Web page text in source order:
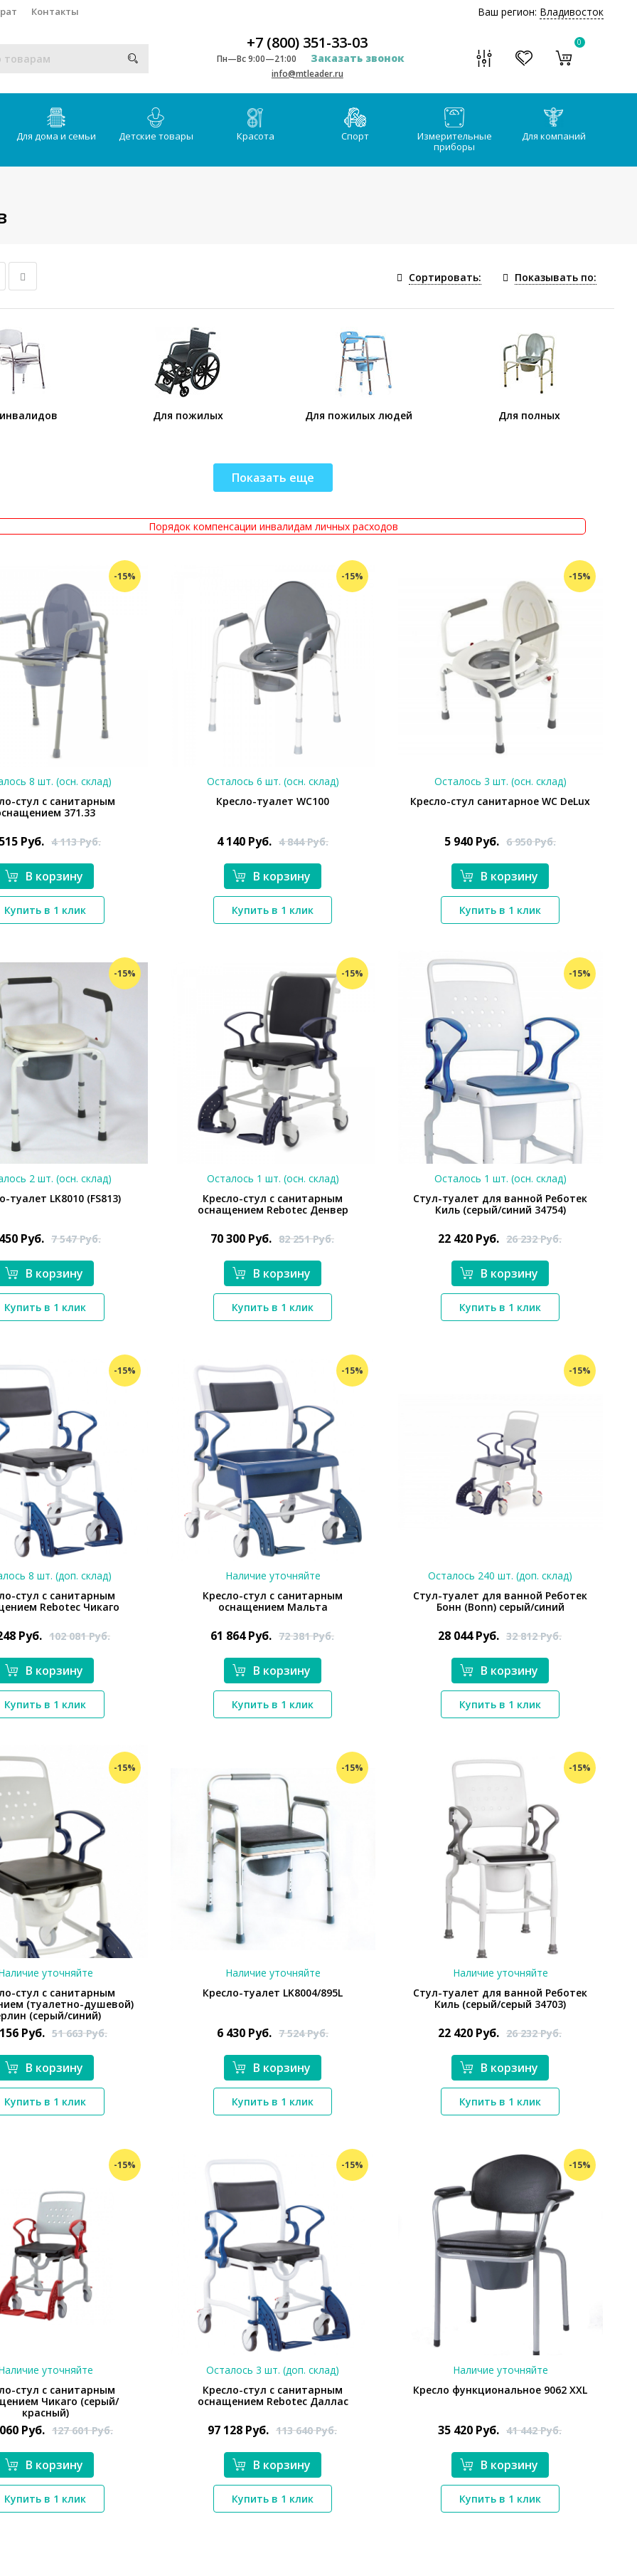
Контакты Ваш регион: Владивосток
+7 (800) 351-33-03
Пн—Вс 9:00—21:00 Заказать звонок
info@mtleader.ru
0
Для дома и семьи Детские товары Красота Спорт
Измерительные
приборы
Для компаний
Сортировать: Показывать по:
Для пожилых Для пожилых людей Для полных
Показать еще
Порядок компенсации инвалидам личных расходов
-15%
*}
8 шт. (осн. склад)
стул с санитарным
371.33
Руб. 4 113Руб.
В корзину
Купить в 1 клик
-15%
*}
Осталось 6 шт. (осн. склад)
Кресло-туалет WC100
4 140 Руб. 4 844Руб.
В корзину
Купить в 1 клик
-15%
*}
Осталось 3 шт. (осн. склад)
Кресло-стул санитарное WC DeLux
5 940 Руб. 6 950Руб.
В корзину
Купить в 1 клик
-15%
*}
2 шт. (осн. склад)
туалет LK8010 (FS813)
Руб. 7 547Руб.
В корзину
Купить в 1 клик
-15%
*}
Осталось 1 шт. (осн. склад)
Кресло-стул с санитарным
оснащением Rebotec Денвер
70 300 Руб. 82 251Руб.
В корзину
Купить в 1 клик
-15%
Осталось 1 шт. (осн. склад)
Стул-туалет для ванной Реботек
Киль (серый/синий 34754)
22 420 Руб. 26 232Руб.
В корзину
Купить в 1 клик
-15%
*}
8 шт. (доп. склад)
стул с санитарным
Rebotec Чикаго
Руб. 102 081Руб.
В корзину
Купить в 1 клик
-15%
*}
Наличие уточняйте
Кресло-стул с санитарным
оснащением Мальта
61 864Руб. 72 381Руб.
В корзину
Купить в 1 клик
-15%
*}
Осталось 240 шт. (доп. склад)
Стул-туалет для ванной Реботек
Бонн (Bonn) серый/синий
28 044Руб. 32 812Руб.
В корзину
Купить в 1 клик
-15%
уточняйте
стул с санитарным
(туалетно-душевой)
(серый/синий)
Руб. 51 663Руб.
В корзину
Купить в 1 клик
-15%
*}
Наличие уточняйте
Кресло-туалет LK8004/895L
6 430 Руб. 7 524Руб.
В корзину
Купить в 1 клик
-15%
*}
Наличие уточняйте
Стул-туалет для ванной Реботек
Киль (серый/серый 34703)
22 420 Руб. 26 232Руб.
В корзину
Купить в 1 клик
-15%
*}
уточняйте
стул с санитарным
Чикаго (серый/
красный)
Руб. 127 601Руб.
В корзину
Купить в 1 клик
-15%
*}
Осталось 3 шт. (доп. склад)
Кресло-стул с санитарным
оснащением Rebotec Даллас
97 128 Руб. 113 640Руб.
В корзину
Купить в 1 клик
-15%
*}
Наличие уточняйте
Кресло функциональное 9062 XXL
35 420 Руб. 41 442Руб.
В корзину
Купить в 1 клик